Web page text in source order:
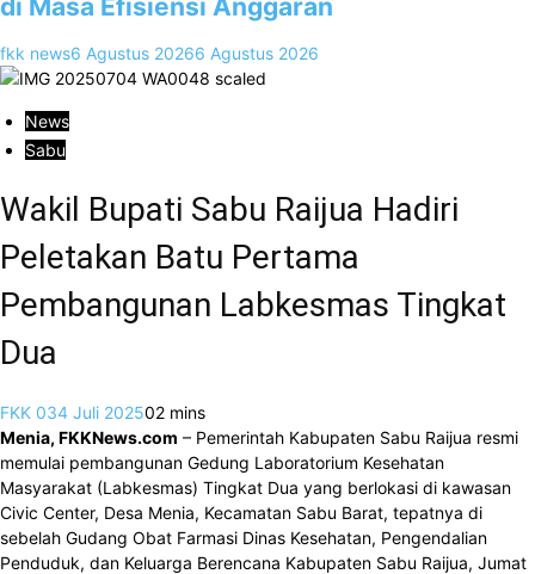
di Masa Efisiensi Anggaran
fkk news6 Agustus 20266 Agustus 2026
News
Sabu
Wakil Bupati Sabu Raijua Hadiri
Peletakan Batu Pertama
Pembangunan Labkesmas Tingkat
Dua
FKK 034 Juli 202502 mins
Menia, FKKNews.com – Pemerintah Kabupaten Sabu Raijua resmi
memulai pembangunan Gedung Laboratorium Kesehatan
Masyarakat (Labkesmas) Tingkat Dua yang berlokasi di kawasan
Civic Center, Desa Menia, Kecamatan Sabu Barat, tepatnya di
sebelah Gudang Obat Farmasi Dinas Kesehatan, Pengendalian
Penduduk, dan Keluarga Berencana Kabupaten Sabu Raijua, Jumat